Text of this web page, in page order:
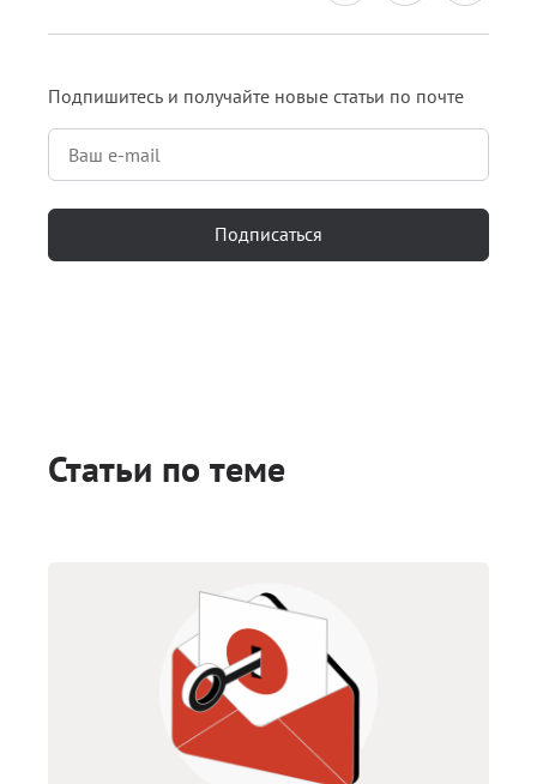
Подпишитесь и получайте новые статьи по почте
Подписаться
Статьи по теме